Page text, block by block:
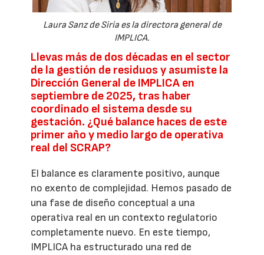
Laura Sanz de Siria es la directora general de
IMPLICA.
Llevas más de dos décadas en el sector
de la gestión de residuos y asumiste la
Dirección General de IMPLICA en
septiembre de 2025, tras haber
coordinado el sistema desde su
gestación. ¿Qué balance haces de este
primer año y medio largo de operativa
real del SCRAP?
El balance es claramente positivo, aunque
no exento de complejidad. Hemos pasado de
una fase de diseño conceptual a una
operativa real en un contexto regulatorio
completamente nuevo. En este tiempo,
IMPLICA ha estructurado una red de